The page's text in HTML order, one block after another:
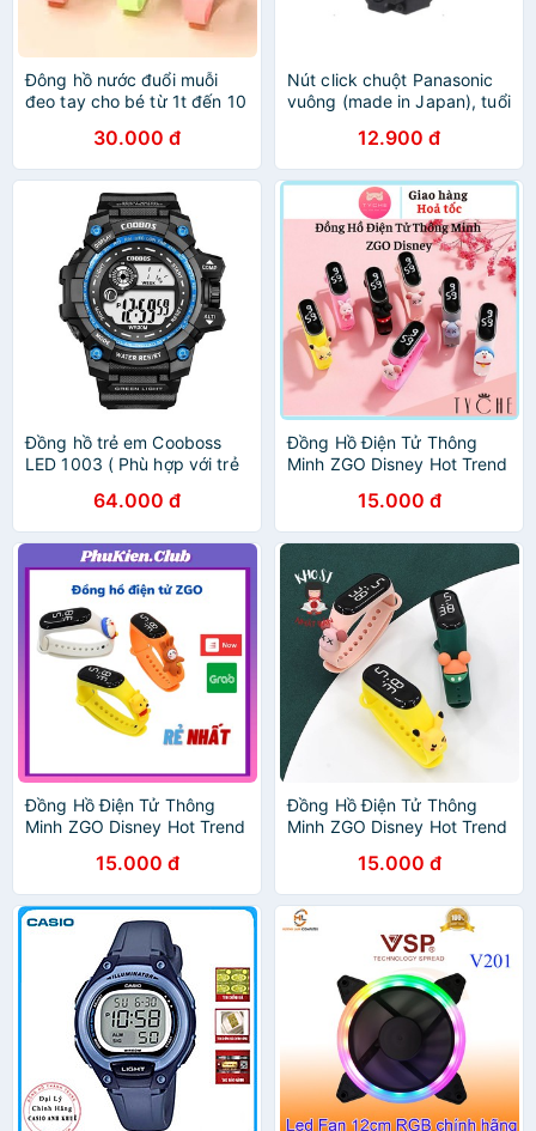
Đông hồ nước đuổi muỗi
đeo tay cho bé từ 1t đến 10
30.000 đ
Nút click chuột Panasonic
vuông (made in Japan), tuổi
12.900 đ
Đồng hồ trẻ em Cooboss
LED 1003 ( Phù hợp với trẻ
64.000 đ
Đồng Hồ Điện Tử Thông
Minh ZGO Disney Hot Trend
15.000 đ
Đồng Hồ Điện Tử Thông
Minh ZGO Disney Hot Trend
15.000 đ
Đồng Hồ Điện Tử Thông
Minh ZGO Disney Hot Trend
15.000 đ